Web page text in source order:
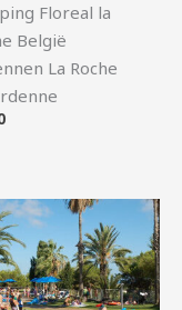
Floreal la
België
La Roche